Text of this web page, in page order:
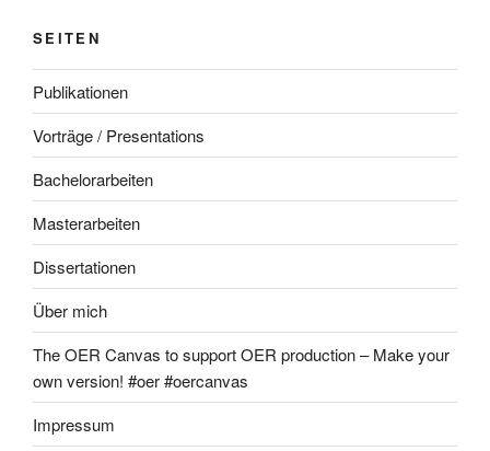
SEITEN
Publikationen
Vorträge / Presentations
Bachelorarbeiten
Masterarbeiten
Dissertationen
Über mich
The OER Canvas to support OER production – Make your
own version! #oer #oercanvas
Impressum